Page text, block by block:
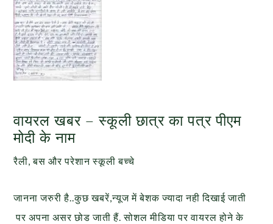
वायरल खबर – स्कूली छात्र का पत्र पीएम
मोदी के नाम
रैली, बस और परेशान स्कूली बच्चे
जानना जरुरी है..कुछ खबरें,न्यूज में बेशक ज्यादा नही दिखाई जाती
पर अपना असर छोड जाती हैं. सोशल मीडिया पर वायरल होने के